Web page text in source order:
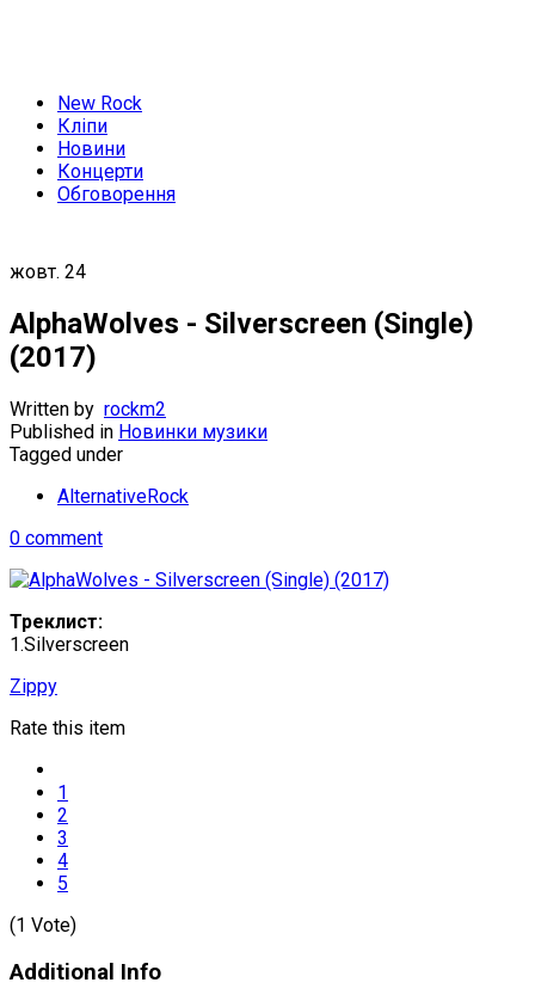
New Rock
Кліпи
Новини
Концерти
Обговорення
жовт. 24
AlphaWolves - Silverscreen (Single)
(2017)
Written by rockm2
Published in Новинки музики
Tagged under
AlternativeRock
0 comment
Треклист:
1.Silverscreen
Zippy
Rate this item
1
2
3
4
5
(1 Vote)
Additional Info